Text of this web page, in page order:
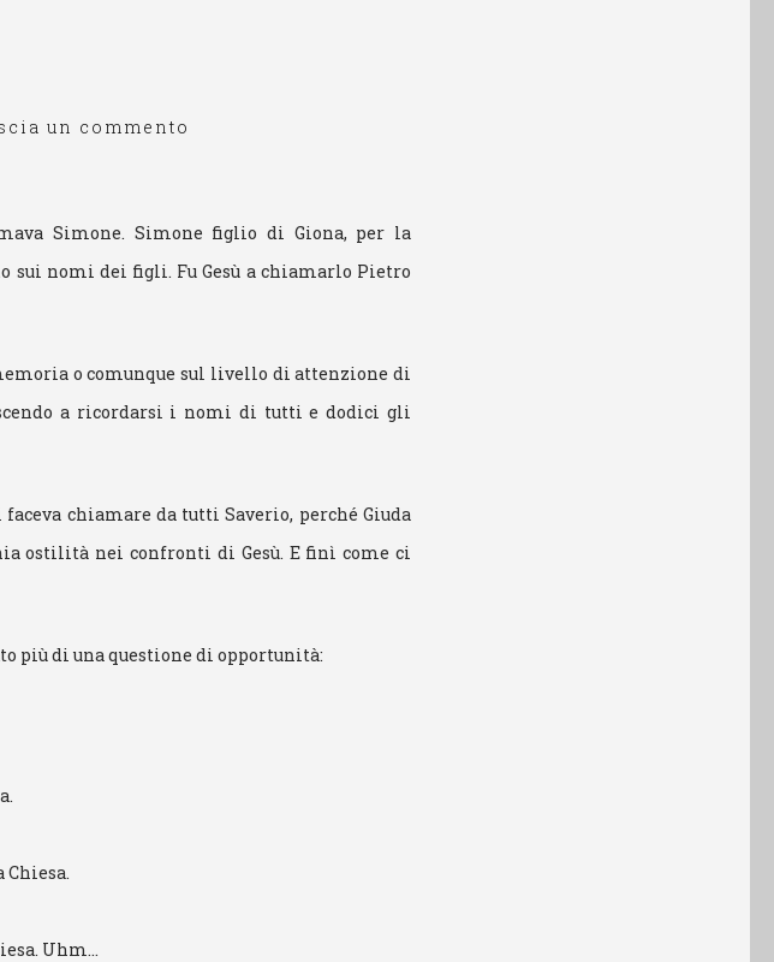
un commento
Simone. Simone figlio di Giona, per la
sui nomi dei figli. Fu Gesù a chiamarlo Pietro
o comunque sul livello di attenzione di
a ricordarsi i nomi di tutti e dodici gli
chiamare da tutti Saverio, perché Giuda
ostilità nei confronti di Gesù. E finì come ci
più di una questione di opportunità:
Chiesa.
Uhm…